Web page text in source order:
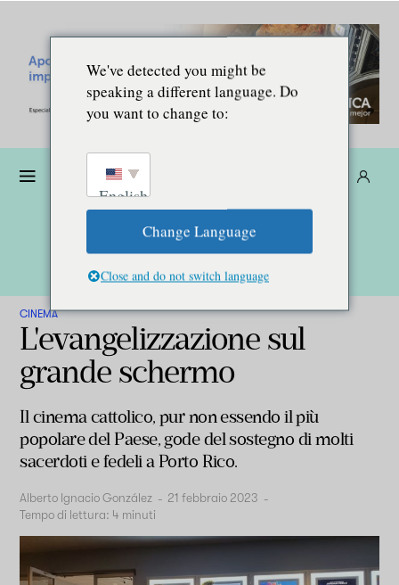
CINEMA
L'evangelizzazione sul
grande schermo
Il cinema cattolico, pur non essendo il più
popolare del Paese, gode del sostegno di molti
sacerdoti e fedeli a Porto Rico.
Alberto Ignacio González - 21 febbraio 2023 -
Tempo di lettura: 4 minuti
We've detected you might be
speaking a different language. Do
you want to change to:
English
Change Language
Close and do not switch language